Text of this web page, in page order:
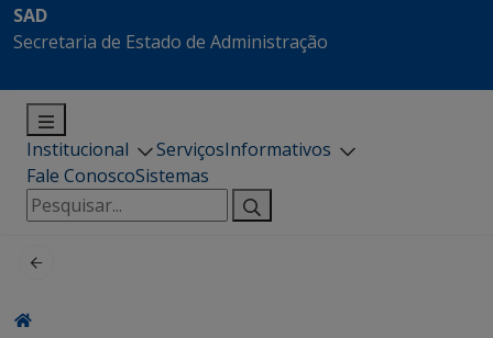
SAD
Secretaria de Estado de Administração
Institucional ServiçosInformativos
Fale ConoscoSistemas
Pesquisar
por: